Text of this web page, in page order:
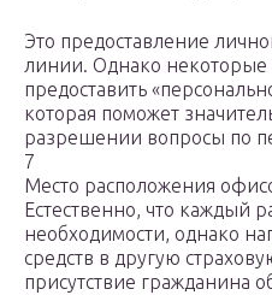
Это предоставление
линии. Однако некоторые
предоставить
которая поможет
разрешении вопросы по
7
Место расположения
Естественно, что каждый
необходимости, однако
средств в другую
присутствие гражданина